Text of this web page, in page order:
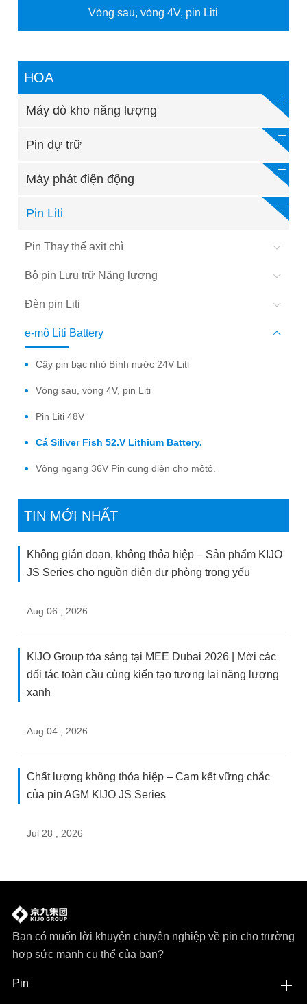
Vòng sau, vòng 4V, pin Liti
HOA
Máy dò kho năng lượng
Pin dự trữ
Máy phát điện động
Pin Liti
Pin Thay thế axit chì
Bộ pin Lưu trữ Năng lượng
Đèn pin Liti
e-mô Liti Battery
Cây pin bạc nhỏ Bình nước 24V Liti
Vòng sau, vòng 4V, pin Liti
Pin Liti 48V
Cá Siliver Fish 52.V Lithium Battery.
Vòng ngang 36V Pin cung điện cho môtô.
TIN MỚI NHẤT
Không gián đoạn, không thỏa hiệp – Sản phẩm KIJO
JS Series cho nguồn điện dự phòng trọng yếu
Aug 06 , 2026
KIJO Group tỏa sáng tại MEE Dubai 2026 | Mời các
đối tác toàn cầu cùng kiến tạo tương lai năng lượng
xanh
Aug 04 , 2026
Chất lượng không thỏa hiệp – Cam kết vững chắc
của pin AGM KIJO JS Series
Jul 28 , 2026
Bạn có muốn lời khuyên chuyên nghiệp về pin cho trường
hợp sức mạnh cụ thể của bạn?
Pin